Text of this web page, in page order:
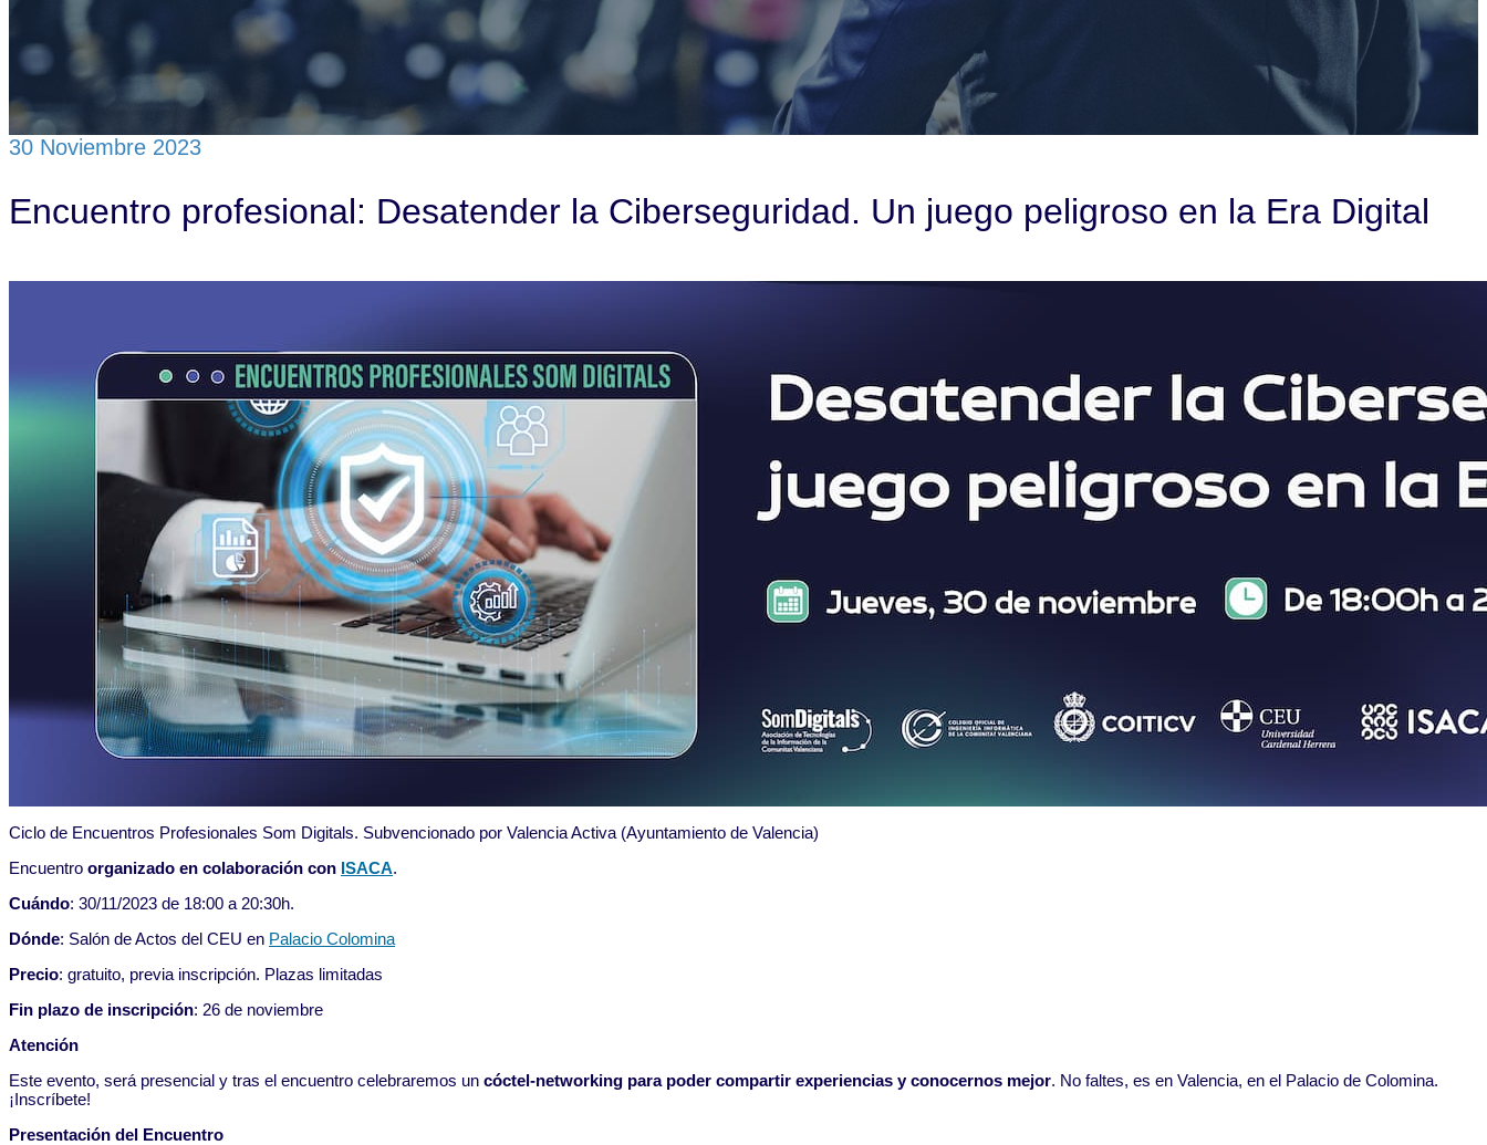
Servicios concertados
Actividades
30 Noviembre 2023
Encuentro profesional: Desatender la Ciberseguridad. Un juego peligroso en la Era Digital
Ciclo de Encuentros Profesionales Som Digitals. Subvencionado por Valencia Activa (Ayuntamiento de Valencia)
Encuentro organizado en colaboración con ISACA.
Cuándo: 30/11/2023 de 18:00 a 20:30h.
Dónde: Salón de Actos del CEU en Palacio Colomina
Precio: gratuito, previa inscripción. Plazas limitadas
Fin plazo de inscripción: 26 de noviembre
Atención
Este evento, será presencial y tras el encuentro celebraremos un cóctel-networking para poder compartir experiencias y conocernos mejor. No faltes, es en Valencia, en el Palacio de Colomina.
¡Inscríbete!
Presentación del Encuentro